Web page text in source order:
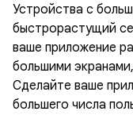
Устройства с
быстрорастущий
ваше приложение
большими
Сделайте ваше
большего числа